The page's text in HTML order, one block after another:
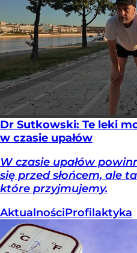
Dr Sutkowski: Te leki
w czasie upałów
W czasie upałów
się przed słońcem, ale
które przyjmujemy.
AktualnościProfilaktyka